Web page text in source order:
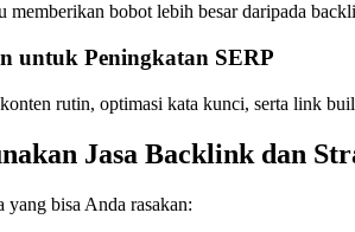
memberikan bobot lebih besar daripada
untuk Peningkatan SERP
rutin, optimasi kata kunci, serta link
Jasa Backlink dan
yang bisa Anda rasakan: